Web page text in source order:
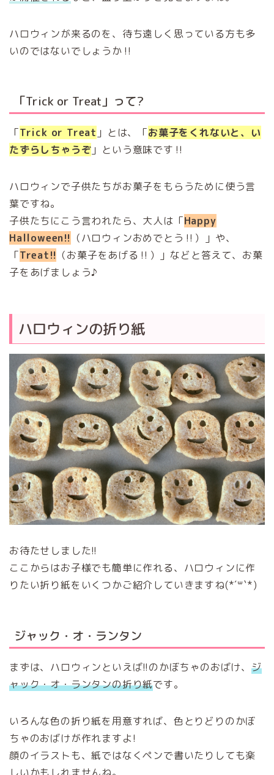
ハロウィンが来るのを、待ち遠しく思っている方も多
いのではないでしょうか‼︎
「Trick or Treat」って?
「Trick or Treat 」とは、「お菓子をくれないと、い
たずらしちゃうぞ 」という意味です‼︎
ハロウィンで子供たちがお菓子をもらうために使う言
葉ですね。
子供たちにこう言われたら、大人は「Happy
Halloween!! （ハロウィンおめでとう‼︎）」や、
「Treat!! （お菓子をあげる‼︎）」などと答えて、お菓
子をあげましょう♪
ハロウィンの折り紙
お待たせしました!!
ここからはお子様でも簡単に作れる、ハロウィンに作
りたい折り紙をいくつかご紹介していきますね(*´꒳`*)
ジャック・オ・ランタン
まずは、ハロウィンといえば!!のかぼちゃのおばけ、ジ
ャック・オ・ランタンの折り紙です。
いろんな色の折り紙を用意すれば、色とりどりのかぼ
ちゃのおばけが作れますよ!
顔のイラストも、紙ではなくペンで書いたりしても楽
しいかもしれませんね。